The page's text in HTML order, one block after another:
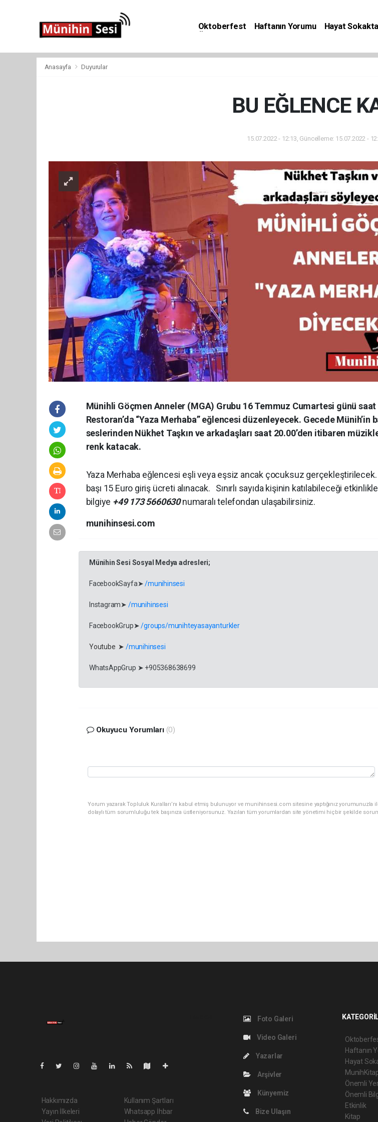
Oktoberfest Haftanın Yorumu Hayat Sokakta
Anasayfa Duyurular
BU EĞLENCE
15.07.2022 - 12:13, Güncelleme: 15.07.2022 -
Münihli Göçmen Anneler (MGA) Grubu 16 Temmuz Cumartesi günü saat
Restoran’da “Yaza Merhaba” eğlencesi düzenleyecek. Gecede Münih’in
seslerinden Nükhet Taşkın ve arkadaşları saat 20.00’den itibaren
renk katacak.
Yaza Merhaba eğlencesi eşli veya eşsiz ancak çocuksuz gerçekleştirilecek.
başı 15 Euro giriş ücreti alınacak. Sınırlı sayıda kişinin katılabileceği
bilgiye +49 173 5660630numaralı telefondan ulaşabilirsiniz.
munihinsesi.com
Münihin Sesi Sosyal Medya adresleri;
FacebookSayfa➤/munihinsesi
Instagram➤ /munihinsesi
FacebookGrup➤/groups/munihteyasayanturkler
Youtube ➤ /munihinsesi
WhatsAppGrup ➤ +905368638699
Okuyucu Yorumları (0)
Yorum yazarak Topluluk Kuralları’nı kabul etmiş bulunuyor ve munihinsesi.com sitesine yaptığınız yorumunuzla
dolaylı tüm sorumluluğu tek başınıza üstleniyorsunuz. Yazılan tüm yorumlardan site yönetimi hiçbir şekilde
Hakkımızda
Yayın İlkeleri
Kullanım Şartları
Whatsapp İhbar
Foto Galeri
Video Galeri
Yazarlar
Arşivler
Künyemiz
Bize Ulaşın
Haftanın
Hayat
Önemli
Önemli
Etkinlik
Kitap